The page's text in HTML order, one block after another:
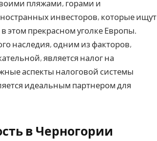
пляжами, горами и
инвесторов, которые ищут
этом прекрасном уголке Европы.
наследия, одним из факторов,
является налог на
аспекты налоговой системы
идеальным партнером для
в Черногории